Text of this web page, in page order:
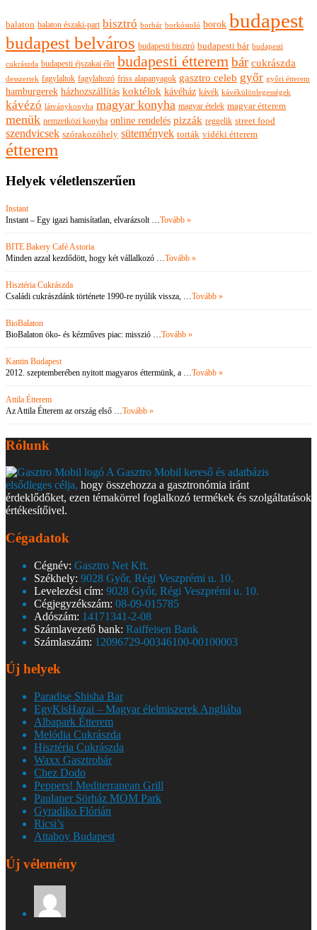
balaton balaton északi-part bisztró borbár borkóstoló borok budapest
budapest belváros budapesti bisztró budapesti bár budapesti
cukrászda budapesti éjszakai élet budapesti étterembár cukrászda
desszertek fagylaltok fagylaltozó friss alapanyagok gasztro celeb győr győri étterem
hamburgerek házhozszállítás koktélok kávéház kávék kávékülönlegességek
kávézó látványkonyha magyar konyha magyar ételek magyar étterem
menük nemzetközi konyha online rendelés pizzák reggelik street food
szendvicsek szórakozóhely sütemények torták vidéki étterem
étterem
Helyek véletlenszerűen
Instant
Instant – Egy igazi hamisítatlan, elvarázsolt …Tovább »
BITE Bakery Café Astoria
Minden azzal kezdődött, hogy két vállalkozó …Tovább »
Hisztéria Cukrászda
Családi cukrászdánk története 1990-re nyúlik vissza, …Tovább »
BioBalaton
BioBalaton öko- és kézműves piac: misszió …Tovább »
Kantin Budapest
2012. szeptemberében nyitott magyaros éttermünk, a …Tovább »
Attila Étterem
Az Attila Étterem az ország első …Tovább »
Rólunk
A Gasztro Mobil kereső és adatbázis
elsődleges célja, hogy összehozza a gasztronómia iránt
érdeklődőket, ezen témakörrel foglalkozó termékek és szolgáltatások
értékesítőivel.
Cégadatok
Cégnév: Gasztro Net Kft.
Székhely: 9028 Győr, Régi Veszprémi u. 10.
Levelezési cím: 9028 Győr, Régi Veszprémi u. 10.
Cégjegyzékszám: 08-09-015785
Adószám: 14171341-2-08
Számlavezető bank: Raiffeisen Bank
Számlaszám: 12096729-00346100-00100003
Új helyek
Paradise Shisha Bar
EgyKisHazai – Magyar élelmiszerek Angliába
Albapark Étterem
Melódia Cukrászda
Hisztéria Cukrászda
Waxx Gasztrobár
Chez Dodo
Peppers! Mediterranean Grill
Paulaner Sörház MOM Park
Gyradiko Flórián
Ricsi’s
Attaboy Budapest
Új vélemény